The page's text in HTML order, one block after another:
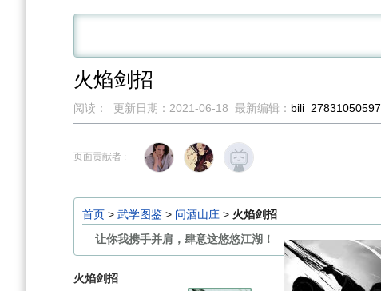
火焰剑招
阅读： 更新日期： 2021-06-18 最新编辑： bili_27831050597
到
到
页面贡献者 :
首页 > 武学图鉴 > 问酒山庄 > 火焰剑招
让你我携手并肩，肆意这悠悠江湖！
火焰剑招